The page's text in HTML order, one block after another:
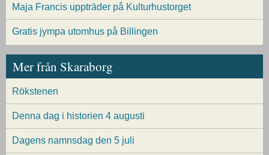
Maja Francis uppträder på Kulturhustorget
Gratis jympa utomhus på Billingen
Mer från Skaraborg
Rökstenen
Denna dag i historien 4 augusti
Dagens namnsdag den 5 juli